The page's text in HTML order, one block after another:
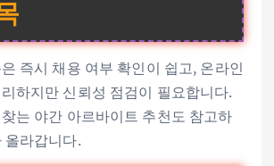
즉시 채용 여부 확인이 쉽고, 온라인
하지만 신뢰성 점검이 필요합니다.
는 야간 아르바이트 추천도 참고하
올라갑니다.